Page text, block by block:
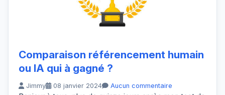
Comparaison référencement humain
ou IA qui à gagné ?
Jimmy 08 janvier 2024 Aucun commentaire